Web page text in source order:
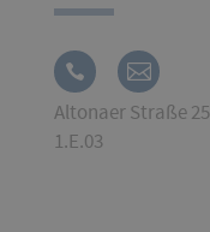
Altonaer Straße 25 |
1.E.03